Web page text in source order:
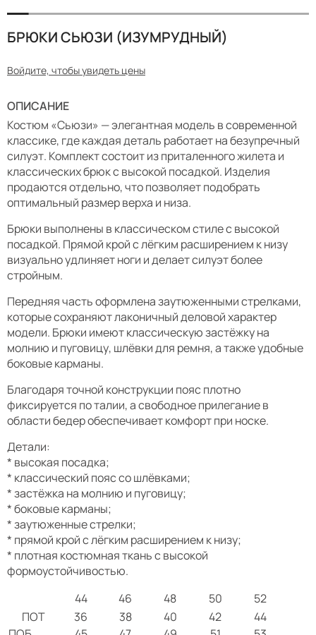
БРЮКИ СЬЮЗИ (ИЗУМРУДНЫЙ)
Войдите, чтобы увидеть цены
ОПИСАНИЕ
Костюм «Сьюзи» — элегантная модель в современной
классике, где каждая деталь работает на безупречный
силуэт. Комплект состоит из приталенного жилета и
классических брюк с высокой посадкой. Изделия
продаются отдельно, что позволяет подобрать
оптимальный размер верха и низа.
Брюки выполнены в классическом стиле с высокой
посадкой. Прямой крой с лёгким расширением к низу
визуально удлиняет ноги и делает силуэт более
стройным.
Передняя часть оформлена заутюженными стрелками,
которые сохраняют лаконичный деловой характер
модели. Брюки имеют классическую застёжку на
молнию и пуговицу, шлёвки для ремня, а также удобные
боковые карманы.
Благодаря точной конструкции пояс плотно
фиксируется по талии, а свободное прилегание в
области бедер обеспечивает комфорт при носке.
Детали:
* высокая посадка;
* классический пояс со шлёвками;
* застёжка на молнию и пуговицу;
* боковые карманы;
* заутюженные стрелки;
* прямой крой с лёгким расширением к низу;
* плотная костюмная ткань с высокой
формоустойчивостью.
44
46 48 50
52
ПОТ
36 38 40 42
44